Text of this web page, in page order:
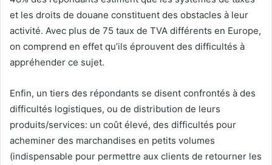
et les droits de douane constituent des obstacles à leur
activité. Avec plus de 75 taux de TVA différents en Europe,
on comprend en effet qu’ils éprouvent des difficultés à
appréhender ce sujet.
Enfin, un tiers des répondants se disent confrontés à des
difficultés logistiques, ou de distribution de leurs
produits/services: un coût élevé, des difficultés pour
acheminer des marchandises en petits volumes
(indispensable pour permettre aux clients de retourner les